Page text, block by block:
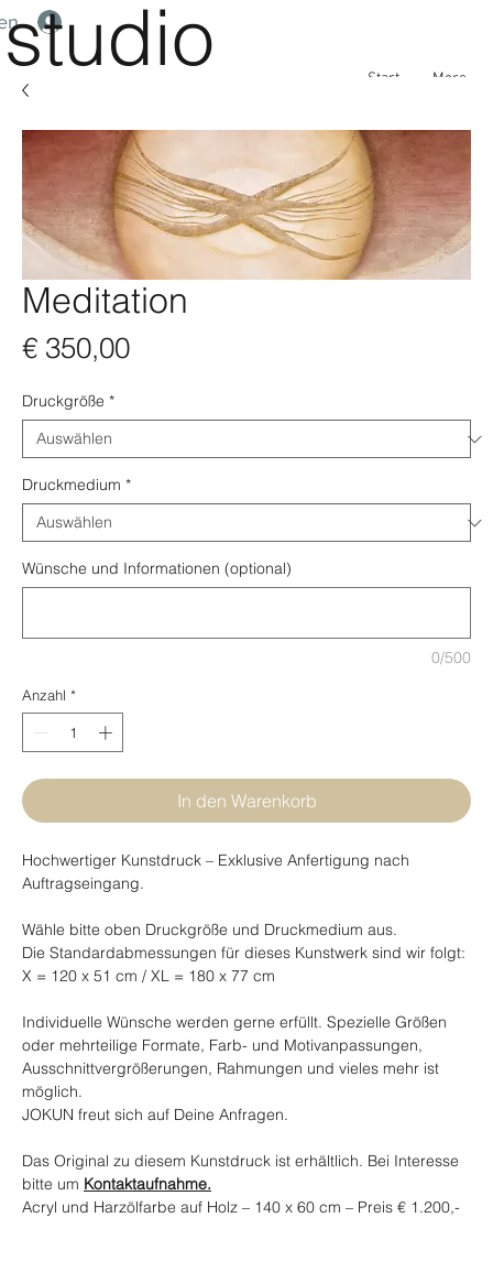
Start More
studio
Meditation
€ 350,00Preis
Druckgröße *
Druckmedium *
Wünsche und Informationen (optional)
0/500
Anzahl *
In den Warenkorb
Hochwertiger Kunstdruck – Exklusive Anfertigung nach
Auftragseingang.
Wähle bitte oben Druckgröße und Druckmedium aus.
Die Standardabmessungen für dieses Kunstwerk sind wir folgt:
X = 120 x 51 cm / XL = 180 x 77 cm
Individuelle Wünsche werden gerne erfüllt. Spezielle Größen
oder mehrteilige Formate, Farb- und Motivanpassungen,
Ausschnittvergrößerungen, Rahmungen und vieles mehr ist
möglich.
JOKUN freut sich auf Deine Anfragen.
Das Original zu diesem Kunstdruck ist erhältlich. Bei Interesse
bitte um Kontaktaufnahme.
Acryl und Harzölfarbe auf Holz – 140 x 60 cm – Preis € 1.200,-